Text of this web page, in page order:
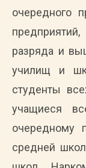
очередного
разряда и
училищ и
студенты
учащиеся
очередному
средней